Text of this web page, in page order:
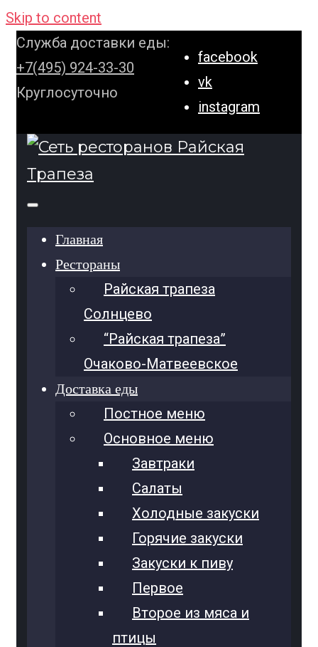
Skip to content
Служба доставки еды:
+7(495) 924-33-30
Круглосуточно
facebook
vk
instagram
Главная
Рестораны
Райская трапеза
Солнцево
“Райская трапеза”
Очаково-Матвеевское
Доставка еды
Постное меню
Основное меню
Завтраки
Салаты
Холодные закуски
Горячие закуски
Закуски к пиву
Первое
Второе из мяса и
птицы